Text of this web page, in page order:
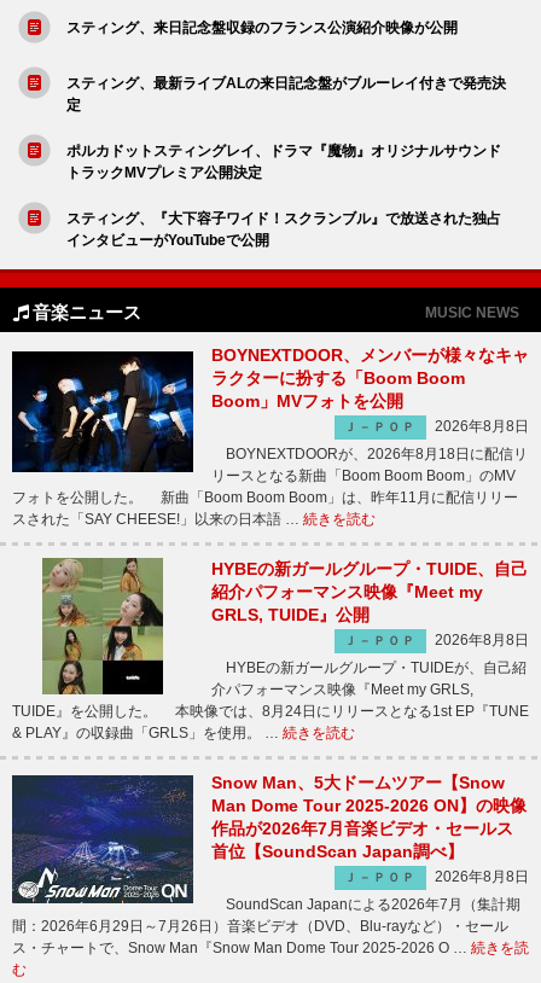
スティング、来日記念盤収録のフランス公演紹介映像が公開
スティング、最新ライブALの来日記念盤がブルーレイ付きで発売決
定
ポルカドットスティングレイ、ドラマ『魔物』オリジナルサウンド
トラックMVプレミア公開決定
スティング、『大下容子ワイド！スクランブル』で放送された独占
インタビューがYouTubeで公開
音楽ニュース MUSIC NEWS
BOYNEXTDOOR、メンバーが様々なキャ
ラクターに扮する「Boom Boom
Boom」MVフォトを公開
Ｊ－ＰＯＰ
2026年8月8日
BOYNEXTDOORが、2026年8月18日に配信リ
リースとなる新曲「Boom Boom Boom」のMV
フォトを公開した。 新曲「Boom Boom Boom」は、昨年11月に配信リリー
スされた「SAY CHEESE!」以来の日本語 … 続きを読む
HYBEの新ガールグループ・TUIDE、自己
紹介パフォーマンス映像『Meet my
GRLS, TUIDE』公開
Ｊ－ＰＯＰ
2026年8月8日
HYBEの新ガールグループ・TUIDEが、自己紹
介パフォーマンス映像『Meet my GRLS,
TUIDE』を公開した。 本映像では、8月24日にリリースとなる1st EP『TUNE
& PLAY』の収録曲「GRLS」を使用。 … 続きを読む
Snow Man、5大ドームツアー【Snow
Man Dome Tour 2025-2026 ON】の映像
作品が2026年7月音楽ビデオ・セールス
首位【SoundScan Japan調べ】
Ｊ－ＰＯＰ
2026年8月8日
SoundScan Japanによる2026年7月（集計期
間：2026年6月29日～7月26日）音楽ビデオ（DVD、Blu-rayなど）・セール
ス・チャートで、Snow Man『Snow Man Dome Tour 2025-2026 O … 続きを読
む